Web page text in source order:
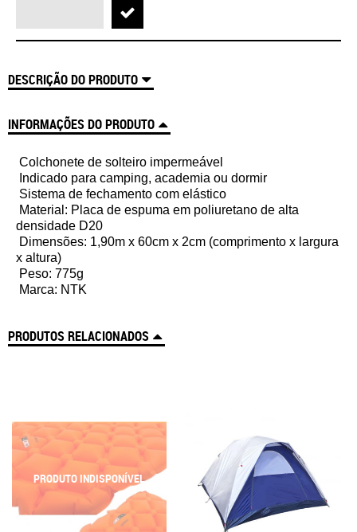
DESCRIÇÃO DO PRODUTO
INFORMAÇÕES DO PRODUTO
Colchonete de solteiro impermeável
Indicado para camping, academia ou dormir
Sistema de fechamento com elástico
Material: Placa de espuma em poliuretano de alta
densidade D20
Dimensões: 1,90m x 60cm x 2cm (comprimento x largura
x altura)
Peso: 775g
Marca: NTK
PRODUTOS RELACIONADOS